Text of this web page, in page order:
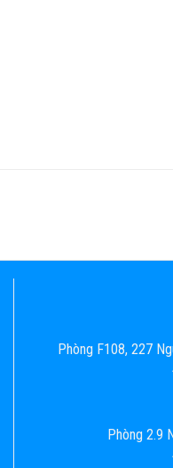
Phòng F108, 227
Phòng 2.9